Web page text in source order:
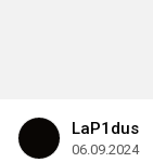
LaP1dus
06.09.2024